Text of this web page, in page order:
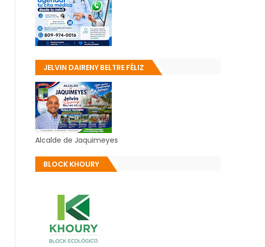
JELVIN DAIRENY BELTRE FÉLIZ
Alcalde de Jaquimeyes
BLOCK KHOURY